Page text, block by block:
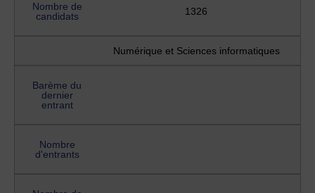
Nombre de
candidats
1326
Numérique et Sciences informatiques
Barème du
dernier
entrant
Nombre
d'entrants